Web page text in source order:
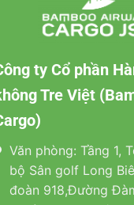
ty Cổ phần
Tre Việt
Văn phòng: Tầng 1,
bộ Sân golf Long
đoàn 918,Đường